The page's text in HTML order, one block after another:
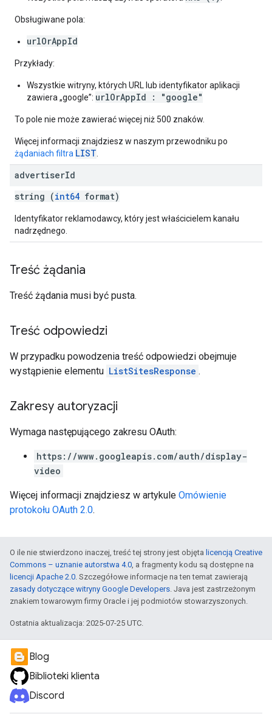
Obsługiwane pola:
urlOrAppId
Przykłady:
Wszystkie witryny, których URL lub identyfikator aplikacji
zawiera „google”: urlOrAppId : "google"
To pole nie może zawierać więcej niż 500 znaków.
Więcej informacji znajdziesz w naszym przewodniku po
żądaniach filtra LIST
advertiserId
string (int64 format)
Identyfikator reklamodawcy, który jest właścicielem kanału
nadrzędnego.
Treść żądania
Treść żądania musi być pusta.
Treść odpowiedzi
W przypadku powodzenia treść odpowiedzi obejmuje
wystąpienie elementu ListSitesResponse .
Zakresy autoryzacji
Wymaga następującego zakresu OAuth:
https://www.googleapis.com/auth/display-
video
Więcej informacji znajdziesz w artykule Omówienie
protokołu OAuth 2.0.
O ile nie stwierdzono inaczej, treść tej strony jest objęta licencją Creative
Commons – uznanie autorstwa 4.0, a fragmenty kodu są dostępne na
licencji Apache 2.0. Szczegółowe informacje na ten temat zawierają
zasady dotyczące witryny Google Developers. Java jest zastrzeżonym
znakiem towarowym firmy Oracle i jej podmiotów stowarzyszonych.
Ostatnia aktualizacja: 2025-07-25 UTC.
Blog
Biblioteki klienta
Discord